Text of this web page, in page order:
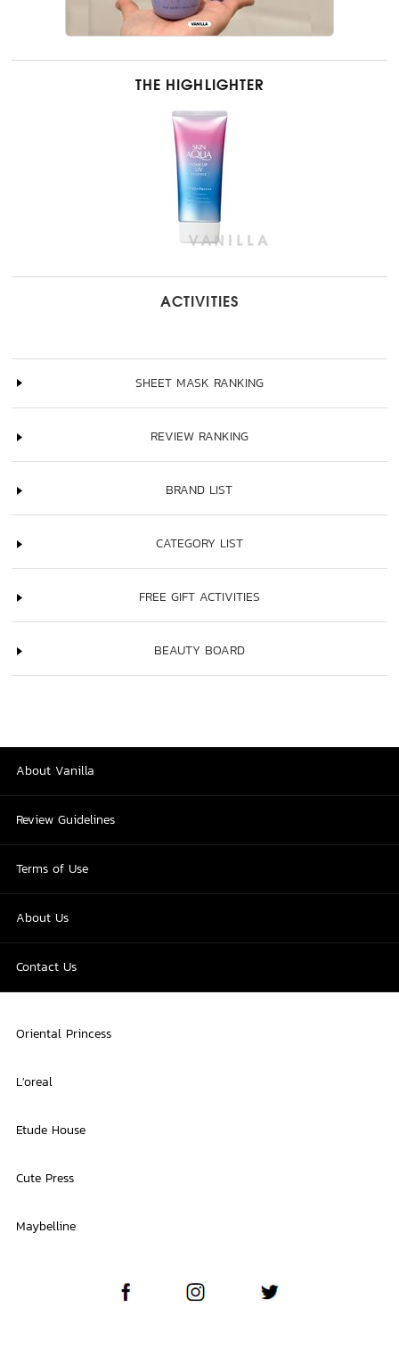
THE HIGHLIGHTER
ACTIVITIES
SHEET MASK RANKING
REVIEW RANKING
BRAND LIST
CATEGORY LIST
FREE GIFT ACTIVITIES
BEAUTY BOARD
About Vanilla
Review Guidelines
Terms of Use
About Us
Contact Us
Oriental Princess
L'oreal
Etude House
Cute Press
Maybelline